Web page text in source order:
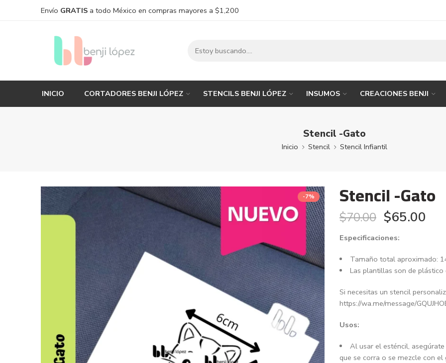
Envío GRATIS a todo México en compras mayores a $1,200
INICIO CORTADORES BENJI LÓPEZ STENCILS BENJI LÓPEZ INSUMOS CREACIONES BENJI
Stencil -Gato
Inicio Stencil Stencil Infiantil
-7% Stencil -Gato
$70.00 $65.00
Especificaciones:
Tamaño total aproximado:
Las plantillas son de
Si necesitas un stencil
https://wa.me/message/
Usos:
Al usar el esténcil,
que se corra o se mezcle con